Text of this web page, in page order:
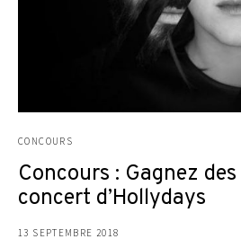
CONCOURS
Concours : Gagnez
concert d’Hollydays
13 SEPTEMBRE 2018